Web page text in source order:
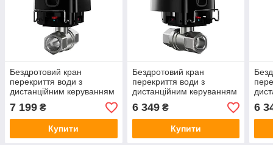
Бездротовий кран
перекриття води з
дистанційним керуванням
Ajax WaterStop 3/4" black
7 199 ₴
Купити
Бездротовий кран
перекриття води з
дистанційним керуванням
Ajax WaterStop 1/2" white
6 349₴
Купити
6